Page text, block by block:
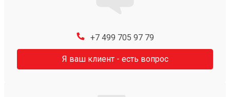
+7 499 705 97 79
Я ваш клиент - есть вопрос